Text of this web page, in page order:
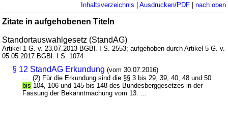
Inhaltsverzeichnis | Ausdrucken/PDF| nach oben
Zitate in aufgehobenen Titeln
Standortauswahlgesetz (StandAG)
Artikel 1 G. v. 23.07.2013 BGBl. I S. 2553; aufgehoben durch Artikel 5 G. v.
05.05.2017 BGBl. I S. 1074
§ 12 StandAG Erkundung (vom 30.07.2016)
... (2) Für die Erkundung sind die §§ 3 bis 29, 39, 40, 48 und 50
bis 104, 106 und 145 bis 148 des Bundesberggesetzes in der
Fassung der Bekanntmachung vom 13. ...